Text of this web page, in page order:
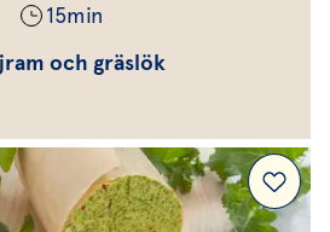
15min
och gräslök